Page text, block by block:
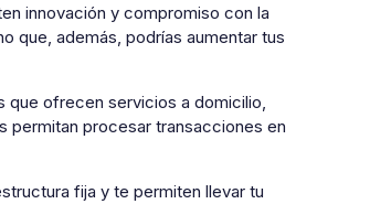
innovación y compromiso con la
que, además, podrías aumentar tus
que ofrecen servicios a domicilio,
permitan procesar transacciones en
fija y te permiten llevar tu